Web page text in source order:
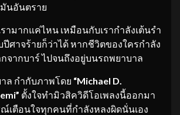
นอันตราย
ามากแค่ไหน เหมือนกับเรากำลังเต้นรำ
ศาจร้ายก็ว่าได้ หากชีวิตของใครกำลัง
กจากบาร์ ไปจนถึงอยู่บนรถพยาบาล
ล กำกับภาพโดย “Michael D.
ตั้งใจทำมิวสิควิดีโอเพลงนี้ออกมา
เตือนใจทุกคนที่กำลังหลงผิดนั่นเอง